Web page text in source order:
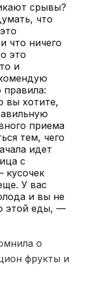
срывы?
что
что ничего
это
и
правила:
вы хотите,
приема
тем, чего
идет
с
У вас
и вы не
этой еды, —
о
фрукты и